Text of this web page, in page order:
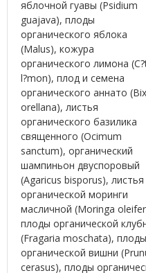
яблочной гуавы (Psidium
guajava), плоды
органического яблока
(Malus), кожура
органического лимона
l?mon), плод и семена
органического аннато
orellana), листья
органического базилика
священного (Ocimum
sanctum), органический
шампиньон двуспоровый
(Agaricus bisporus), листья
органической моринги
масличной (Moringa
плоды органической
(Fragaria moschata), плоды
органической вишни
cerasus), плоды